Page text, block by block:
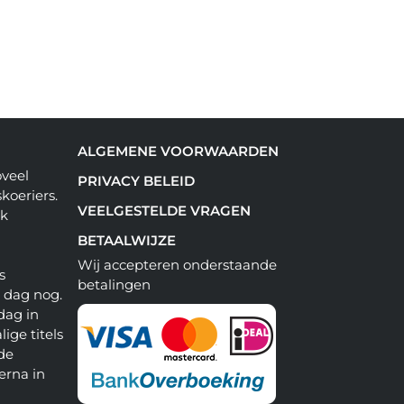
nog.
in
titels
in
ALGEMENE VOORWAARDEN
PRIVACY BELEID
VEELGESTELDE VRAGEN
BETAALWIJZE
Wij accepteren onderstaande
betalingen